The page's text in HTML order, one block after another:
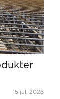
15 jul. 2026